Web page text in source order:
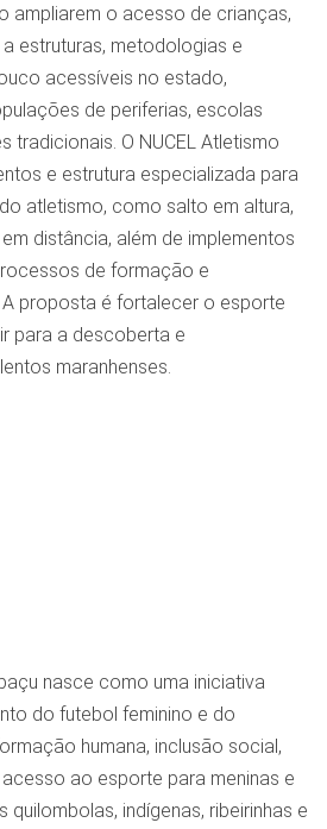
ampliarem o acesso de crianças,
estruturas, metodologias e
acessíveis no estado,
de periferias, escolas
tradicionais. O NUCEL Atletismo
e estrutura especializada para
atletismo, como salto em altura,
distância, além de implementos
de formação e
proposta é fortalecer o esporte
para a descoberta e
maranhenses.
nasce como uma iniciativa
do futebol feminino e do
humana, inclusão social,
ao esporte para meninas e
quilombolas, indígenas, ribeirinhas e